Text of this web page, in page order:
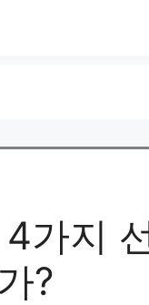
가지
?